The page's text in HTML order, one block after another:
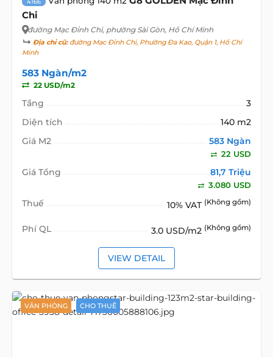
4166
Chi
đường Mạc Đỉnh Chi, phường Sài Gòn, Hồ Chí Minh
Địa chỉ cũ:đường Mạc Đỉnh Chi, Phường Đa Kao, Quận 1, Hồ Chí
Minh
583 Ngàn/m2
22 USD/m2
Tầng
3
Diện tích
140 m2
Giá M2
583 Ngàn
22 USD
Giá Tổng 81,7 Triệu
3.080 USD
Thuế 10% VAT (Không gồm)
Phí QL 3.0 USD/m2 (Không gồm)
VIEW DETAIL
VĂN PHÒNG CHO THUÊ